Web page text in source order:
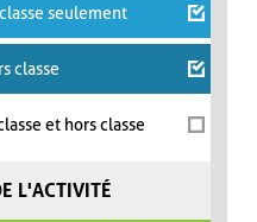
seulement
classe
et hors classe
L'ACTIVITÉ